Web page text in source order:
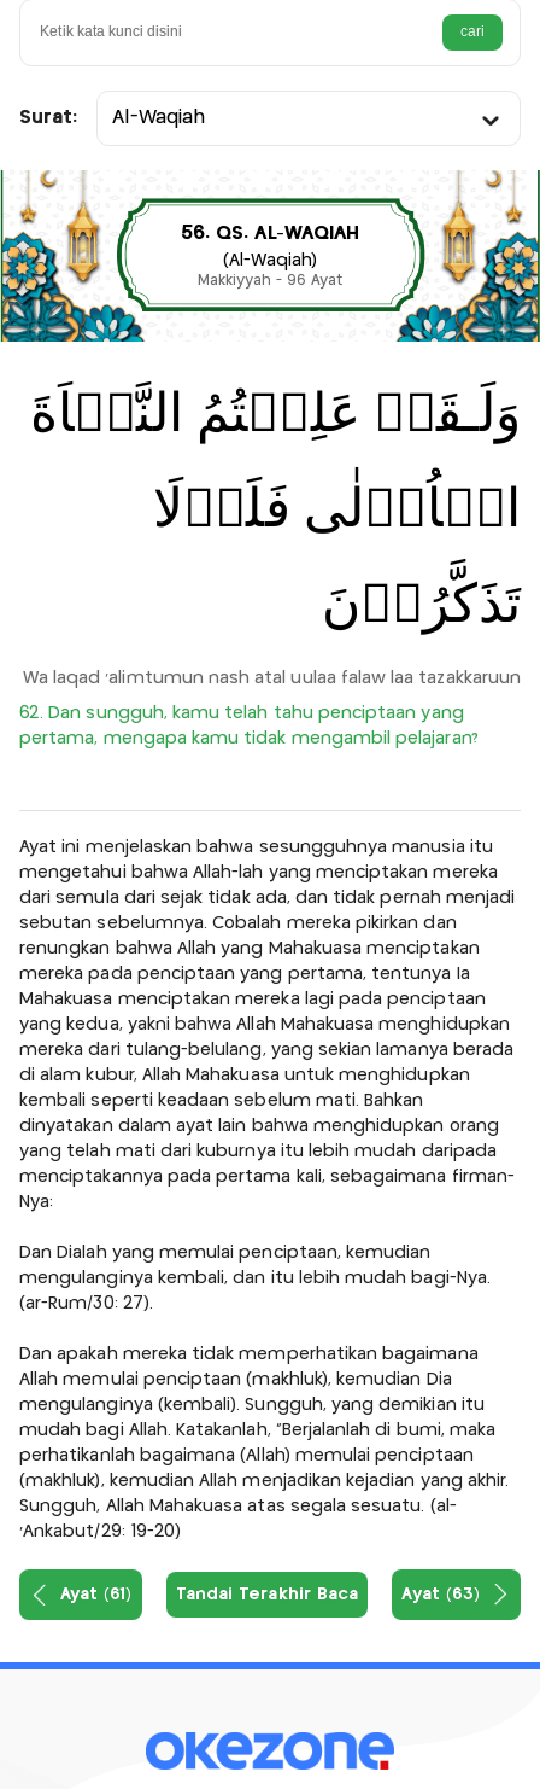
Surat: Al-Waqiah
56. QS. AL-WAQIAH
(Al-Waqiah)
Makkiyyah - 96 Ayat
وَلَـقَدۡ عَلِمۡتُمُ النَّشۡاَةَ
الۡاُوۡلٰى فَلَوۡلَا
تَذَكَّرُوۡنَ
Wa laqad 'alimtumun nash atal uulaa falaw laa tazakkaruun
62. Dan sungguh, kamu telah tahu penciptaan yang
pertama, mengapa kamu tidak mengambil pelajaran?
Ayat ini menjelaskan bahwa sesungguhnya manusia itu
mengetahui bahwa Allah-lah yang menciptakan mereka
dari semula dari sejak tidak ada, dan tidak pernah menjadi
sebutan sebelumnya. Cobalah mereka pikirkan dan
renungkan bahwa Allah yang Mahakuasa menciptakan
mereka pada penciptaan yang pertama, tentunya Ia
Mahakuasa menciptakan mereka lagi pada penciptaan
yang kedua, yakni bahwa Allah Mahakuasa menghidupkan
mereka dari tulang-belulang, yang sekian lamanya berada
di alam kubur, Allah Mahakuasa untuk menghidupkan
kembali seperti keadaan sebelum mati. Bahkan
dinyatakan dalam ayat lain bahwa menghidupkan orang
yang telah mati dari kuburnya itu lebih mudah daripada
menciptakannya pada pertama kali, sebagaimana firman-
Nya:
Dan Dialah yang memulai penciptaan, kemudian
mengulanginya kembali, dan itu lebih mudah bagi-Nya.
(ar-Rum/30: 27).
Dan apakah mereka tidak memperhatikan bagaimana
Allah memulai penciptaan (makhluk), kemudian Dia
mengulanginya (kembali). Sungguh, yang demikian itu
mudah bagi Allah. Katakanlah, "Berjalanlah di bumi, maka
perhatikanlah bagaimana (Allah) memulai penciptaan
(makhluk), kemudian Allah menjadikan kejadian yang akhir.
Sungguh, Allah Mahakuasa atas segala sesuatu. (al-
'Ankabut/29: 19-20)
Ayat (61) Tandai Terakhir Baca Ayat (63)